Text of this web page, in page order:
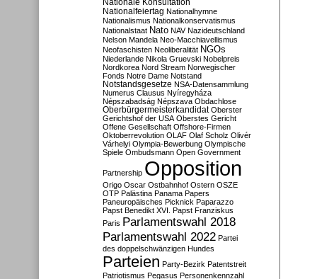
Nationalfeiertag Nationalhymne
Nationalismus Nationalkonservatismus
Nationalstaat Nato NAV Nazideutschland
Nelson Mandela Neo-Macchiavellismus
Neofaschisten Neoliberalität NGOs
Niederlande Nikola Gruevski Nobelpreis
Nordkorea Nord Stream Norwegischer
Fonds Notre Dame Notstand
Notstandsgesetze NSA-Datensammlung
Numerus Clausus Nyíregyháza
Népszabadság Népszava Obdachlose
Oberbürgermeisterkandidat Oberster
Gerichtshof der USA Oberstes Gericht
Offene Gesellschaft Offshore-Firmen
Oktoberrevolution OLAF Olaf Scholz Olivér
Várhelyi Olympia-Bewerbung Olympische
Spiele Ombudsmann Open Government
Partnership Opposition
Origo Oscar Ostbahnhof Ostern OSZE
OTP Palästina Panama Papers
Paneuropäisches Picknick Paparazzo
Papst Benedikt XVI. Papst Franziskus
Paris Parlamentswahl 2018
Parlamentswahl 2022 Partei
des doppelschwänzigen Hundes
Parteien Party-Bezirk Patentstreit
Patriotismus Pegasus Personenkennzahl